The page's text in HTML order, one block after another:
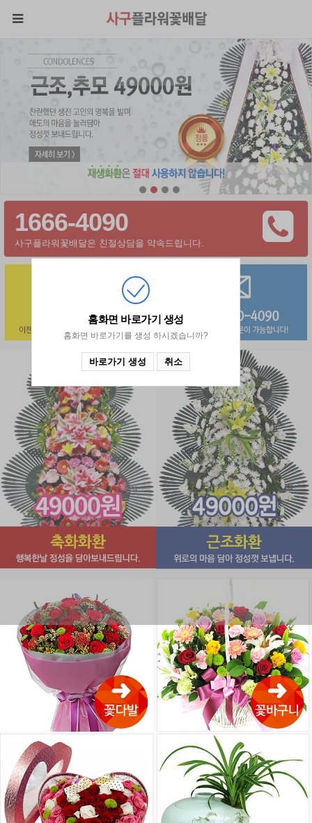
1666-4090
사구플라워꽃배달은 친절상담을 약속드립니다.
홈화면 바로가기 생성
홈화면 바로가기를 생성 하시겠습니까?
바로가기 생성 취소